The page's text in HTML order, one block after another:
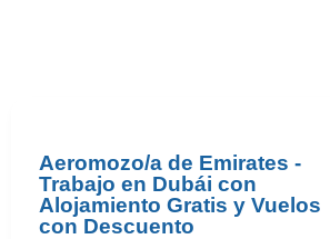
Aeromozo/a de Emirates -
Trabajo en Dubái con
Alojamiento Gratis y Vuelos
con Descuento